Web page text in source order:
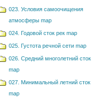
023. Условия самоочищения
атмосферы map
024. Годовой сток рек map
025. Густота речной сети map
026. Средний многолетний сток
map
027. Минимальный летний сток
map